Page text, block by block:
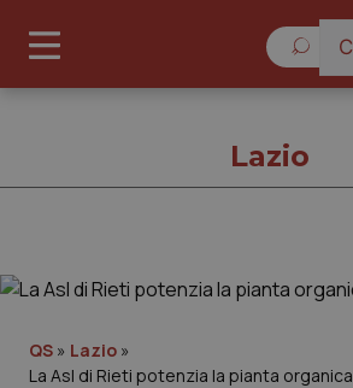
Cronache
Lazio
QS » Lazio »
La Asl di Rieti potenzia la pianta organica